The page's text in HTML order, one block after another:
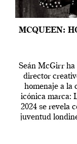
MCQUEEN:
Seán McGirr ha
director
homenaje a la
icónica marca:
2024 se revela
juventud
en